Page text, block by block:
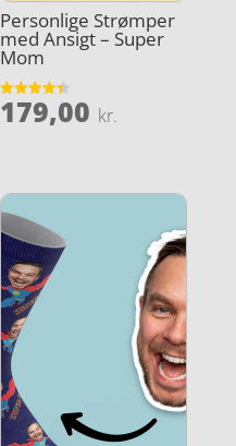
Personlige Strømper
med Ansigt – Super
Mom
Vurderet
4.4
179,00 kr.